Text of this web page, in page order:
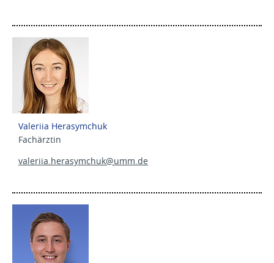
Valeriia Herasymchuk
Fachärztin
valeriia.herasymchuk@umm.de